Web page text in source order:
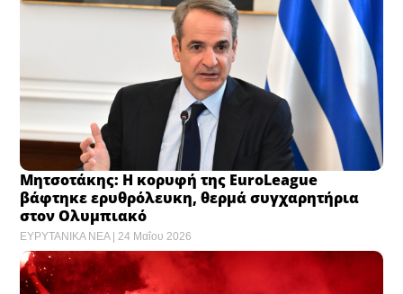
Μητσοτάκης: Η κορυφή της EuroLeague
βάφτηκε ερυθρόλευκη, θερμά συγχαρητήρια
στον Ολυμπιακό
ΕΥΡΥΤΑΝΙΚΑ ΝΕΑ 24 Μαΐου 2026